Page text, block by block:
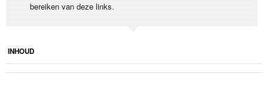
bereiken van deze links.
INHOUD